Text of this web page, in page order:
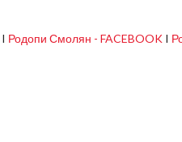
I Родопи Смолян - FACEBOOK I